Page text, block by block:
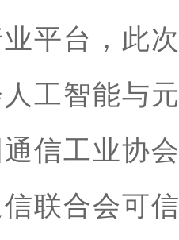
平台，此
工智能与
信工业协
联合会可